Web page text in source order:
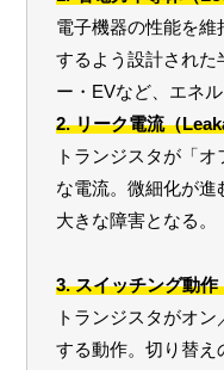
電子機器の性能を
するよう設計された
ー・EVなど、エネ
2. リーク電流（
トランジスタが「
な電流。微細化が
大きな障害となる。
3. スイッチング動
トランジスタがオ
する動作。切り替え